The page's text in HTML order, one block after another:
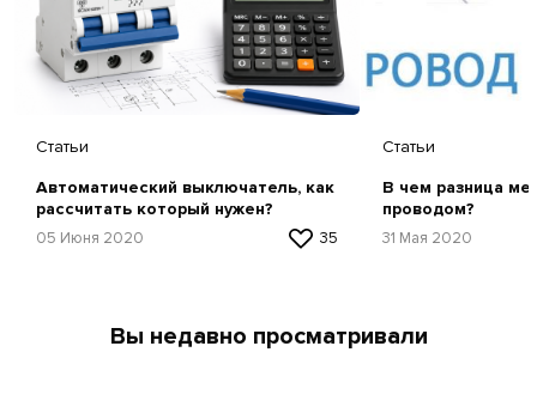
Статьи
Автоматический выключатель, как
рассчитать который нужен?
05 Июня 2020 35
Статьи
В чем разница
проводом?
31 Мая 2020
Вы недавно просматривали